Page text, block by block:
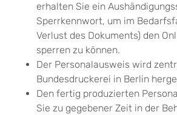
erhalten Sie ein
Sperrkennwort, um im
Verlust des Dokuments) den
sperren zu können.
Der Personalausweis wird
Bundesdruckerei in Berlin
Den fertig produzierten
Sie zu gegebener Zeit in der